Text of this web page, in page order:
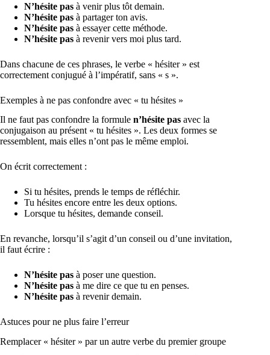
N’hésite pas à venir plus tôt demain.
N’hésite pas à partager ton avis.
N’hésite pas à essayer cette méthode.
N’hésite pas à revenir vers moi plus tard.
Dans chacune de ces phrases, le verbe « hésiter » est
correctement conjugué à l’impératif, sans « s ».
Exemples à ne pas confondre avec « tu hésites »
Il ne faut pas confondre la formule n’hésite pas avec la
conjugaison au présent « tu hésites ». Les deux formes se
ressemblent, mais elles n’ont pas le même emploi.
On écrit correctement :
Si tu hésites, prends le temps de réfléchir.
Tu hésites encore entre les deux options.
Lorsque tu hésites, demande conseil.
En revanche, lorsqu’il s’agit d’un conseil ou d’une invitation,
il faut écrire :
N’hésite pas à poser une question.
N’hésite pas à me dire ce que tu en penses.
N’hésite pas à revenir demain.
Astuces pour ne plus faire l’erreur
Remplacer « hésiter » par un autre verbe du premier groupe